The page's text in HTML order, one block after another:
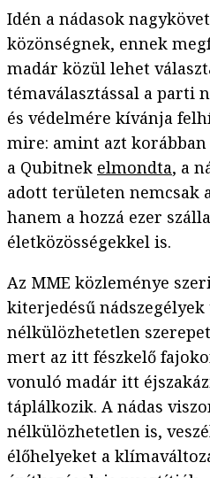
Idén a nádasok
közönségnek, ennek
madár közül lehet
témaválasztással a parti
és védelmére kívánja
mire: amint azt
a Qubitnek elmondta, a
adott területen nemcsak
hanem a hozzá ezer
életközösségekkel is.
Az MME közleménye
kiterjedésű
nélkülözhetetlen
mert az itt fészkelő
vonuló madár itt
táplálkozik. A nádas
nélkülözhetetlen is,
élőhelyeket a